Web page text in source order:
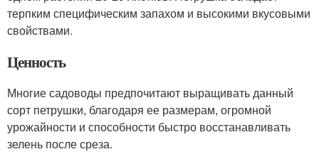
терпким специфическим запахом и высокими вкусовыми
свойствами.
Ценность
Многие садоводы предпочитают выращивать данный
сорт петрушки, благодаря ее размерам, огромной
урожайности и способности быстро восстанавливать
зелень после среза.